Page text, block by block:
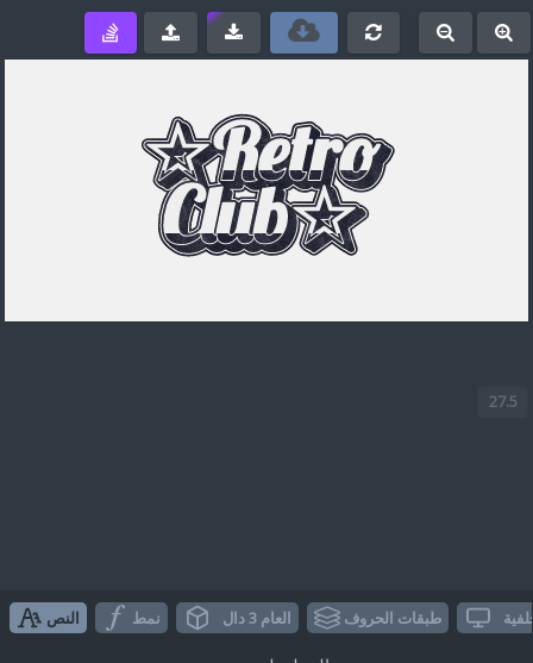
النص نمط العام 3 دال طبقات الحروف
e - +